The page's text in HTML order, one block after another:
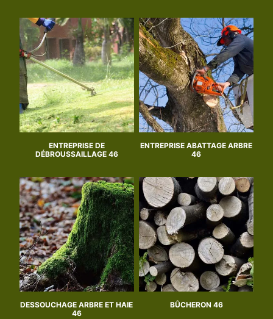
ENTREPRISE DE
DÉBROUSSAILLAGE 46
ENTREPRISE ABATTAGE ARBRE
46
DESSOUCHAGE ARBRE ET HAIE
46
BÛCHERON 46